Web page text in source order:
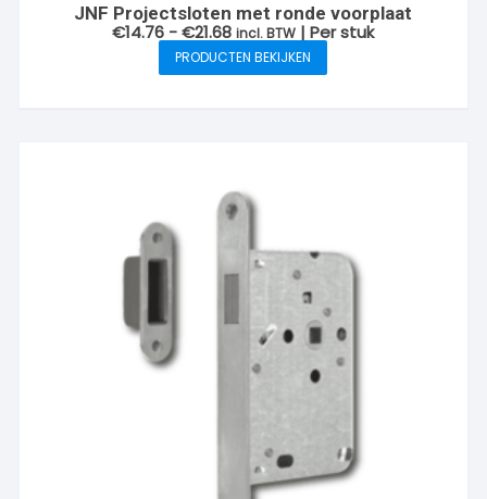
JNF Projectsloten met ronde voorplaat
€14.76 - €21.68Prijsklasse:
€14.76
tot
€21.68
incl. BTW | Per stuk
PRODUCTEN BEKIJKEN